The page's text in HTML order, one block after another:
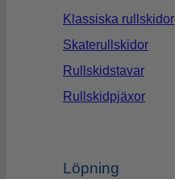
Klassiska rullskidor
Skaterullskidor
Rullskidstavar
Rullskidpjäxor
Löpning